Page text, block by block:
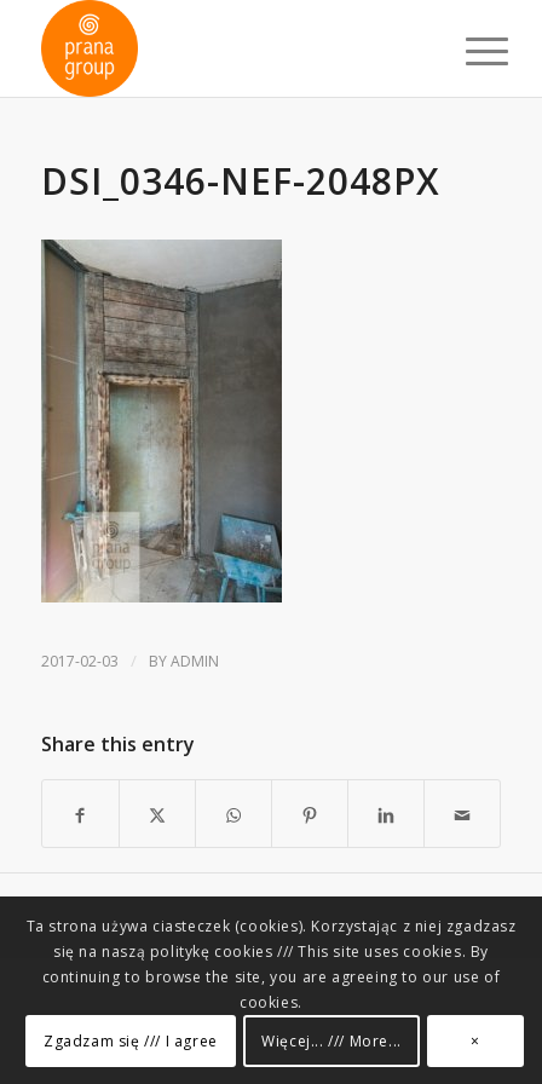
DSI_0346-NEF-2048PX
2017-02-03 / BYADMIN
Share this entry
Ta strona używa ciasteczek (cookies). Korzystając z niej zgadzasz
się na naszą politykę cookies /// This site uses cookies. By
continuing to browse the site, you are agreeing to our use of
cookies.
Zgadzam się /// I agree
Więcej... /// More... ×